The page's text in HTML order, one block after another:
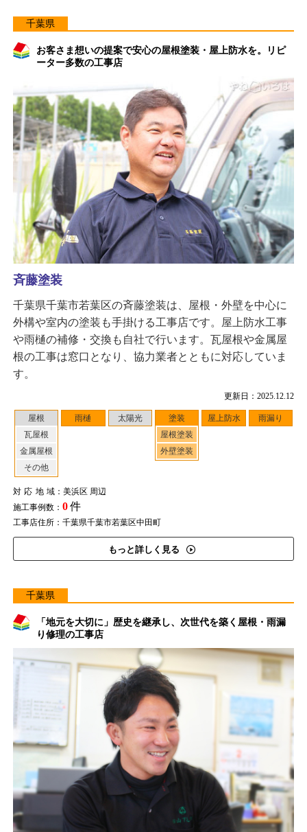
千葉県
お客さま想いの提案で安心の屋根塗装・屋上防水を。リピ
ーター多数の工事店
更新日：2025.12.12
屋根
瓦屋根
金属屋根
その他
雨樋 太陽光
塗装
屋根塗装
外壁塗装
屋上防水 雨漏り
対応地域：美浜区 周辺
施工事例数： 0件
工事店住所：千葉県千葉市若葉区中田町
もっと詳しく見る
斉藤塗装
千葉県千葉市若葉区の斉藤塗装は、屋根・外壁を中心に
外構や室内の塗装も手掛ける工事店です。屋上防水工事
や雨樋の補修・交換も自社で行います。瓦屋根や金属屋
根の工事は窓口となり、協力業者とともに対応していま
す。
千葉県
「地元を大切に」歴史を継承し、次世代を築く屋根・雨漏
り修理の工事店